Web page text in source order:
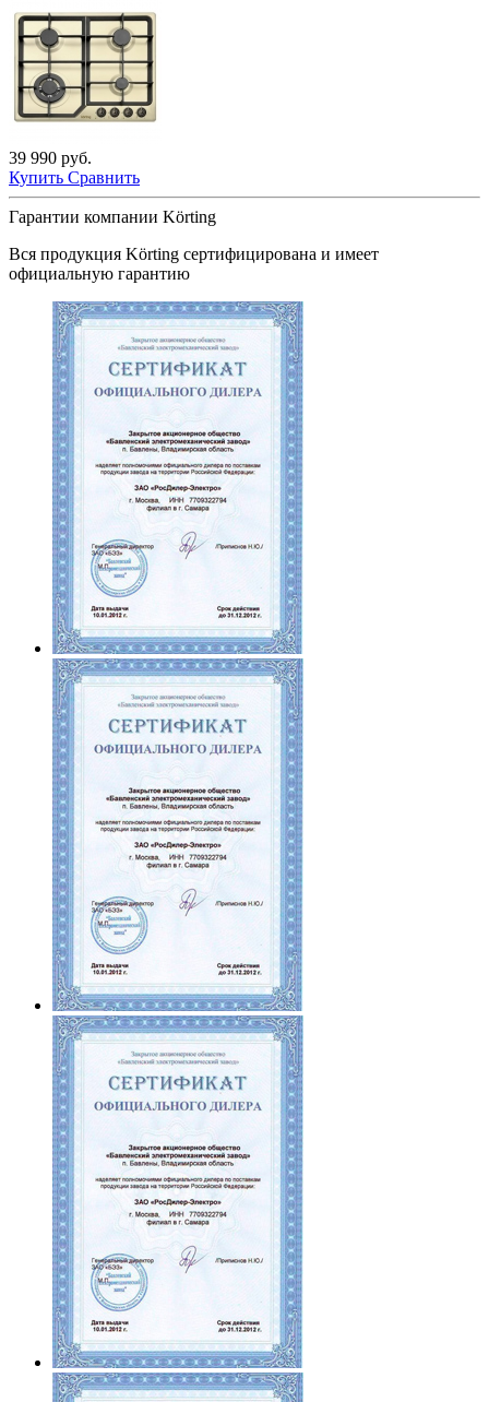
39 990 руб.
Купить Сравнить
Гарантии компании Körting
Вся продукция Körting сертифицирована и имеет
официальную гарантию